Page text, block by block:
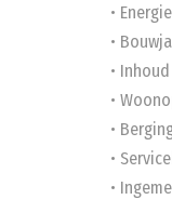
•
•
• Inhoud
•
•
•
•